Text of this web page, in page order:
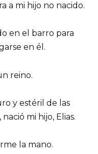
a mi hijo no nacido.
en el barro para
en él.
reino.
y estéril de las
mi hijo, Elias.
la mano.